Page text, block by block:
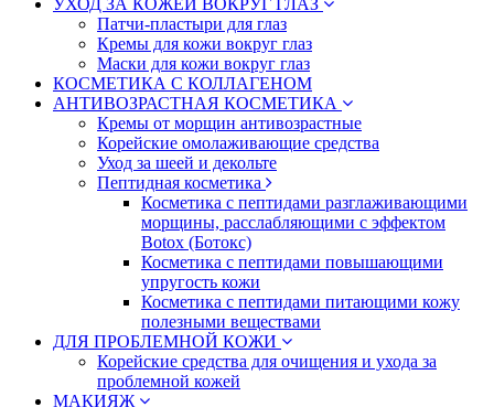
Патчи-пластыри для глаз
Кремы для кожи вокруг глаз
Маски для кожи вокруг глаз
КОСМЕТИКА С КОЛЛАГЕНОМ
АНТИВОЗРАСТНАЯ КОСМЕТИКА
Кремы от морщин антивозрастные
Корейские омолаживающие средства
Уход за шеей и декольте
Пептидная косметика
Косметика с пептидами разглаживающими
морщины, расслабляющими с эффектом
Botox (Ботокс)
Косметика с пептидами повышающими
упругость кожи
Косметика с пептидами питающими кожу
полезными веществами
ДЛЯ ПРОБЛЕМНОЙ КОЖИ
Корейские средства для очищения и ухода за
проблемной кожей
МАКИЯЖ